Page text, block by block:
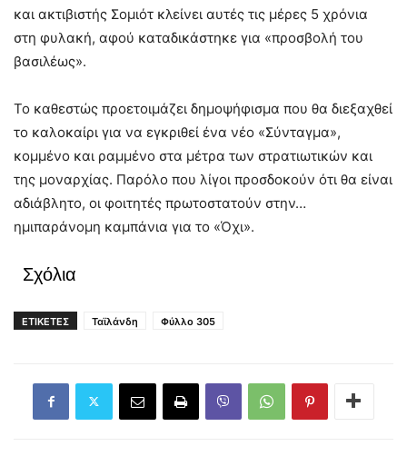
και ακτιβιστής Σομιότ κλείνει αυτές τις μέρες 5 χρόνια
στη φυλακή, αφού καταδικάστηκε για «προσβολή του
βασιλέως».
Το καθεστώς προετοιμάζει δημοψήφισμα που θα διεξαχθεί
το καλοκαίρι για να εγκριθεί ένα νέο «Σύνταγμα»,
κομμένο και ραμμένο στα μέτρα των στρατιωτικών και
της μοναρχίας. Παρόλο που λίγοι προσδοκούν ότι θα είναι
αδιάβλητο, οι φοιτητές πρωτοστατούν στην…
ημιπαράνομη καμπάνια για το «Όχι».
Σχόλια
ΕΤΙΚΕΤΕΣ Ταϊλάνδη Φύλλο 305